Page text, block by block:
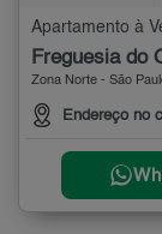
Apartamento à
Freguesia do
Zona Norte - São
Endereço no